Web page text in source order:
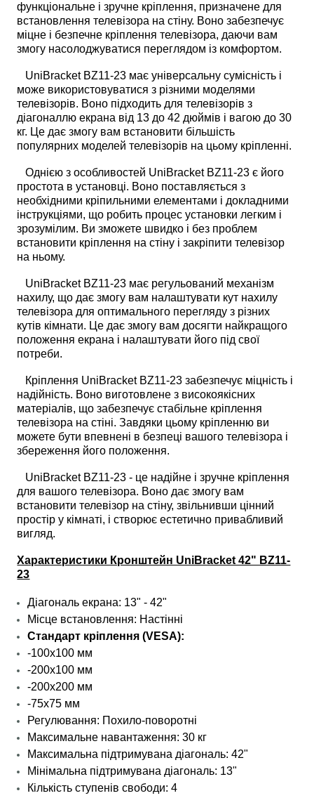
функціональне і зручне кріплення, призначене для
встановлення телевізора на стіну. Воно забезпечує
міцне і безпечне кріплення телевізора, даючи вам
змогу насолоджуватися переглядом із комфортом.
UniBracket BZ11-23 має універсальну сумісність і
може використовуватися з різними моделями
телевізорів. Воно підходить для телевізорів з
діагоналлю екрана від 13 до 42 дюймів і вагою до 30
кг. Це дає змогу вам встановити більшість
популярних моделей телевізорів на цьому кріпленні.
Однією з особливостей UniBracket BZ11-23 є його
простота в установці. Воно поставляється з
необхідними кріпильними елементами і докладними
інструкціями, що робить процес установки легким і
зрозумілим. Ви зможете швидко і без проблем
встановити кріплення на стіну і закріпити телевізор
на ньому.
UniBracket BZ11-23 має регульований механізм
нахилу, що дає змогу вам налаштувати кут нахилу
телевізора для оптимального перегляду з різних
кутів кімнати. Це дає змогу вам досягти найкращого
положення екрана і налаштувати його під свої
потреби.
Кріплення UniBracket BZ11-23 забезпечує міцність і
надійність. Воно виготовлене з високоякісних
матеріалів, що забезпечує стабільне кріплення
телевізора на стіні. Завдяки цьому кріпленню ви
можете бути впевнені в безпеці вашого телевізора і
збереження його положення.
UniBracket BZ11-23 - це надійне і зручне кріплення
для вашого телевізора. Воно дає змогу вам
встановити телевізор на стіну, звільнивши цінний
простір у кімнаті, і створює естетично привабливий
вигляд.
Характеристики Кронштейн UniBracket 42" BZ11-
23
Діагональ екрана: 13" - 42"
Місце встановлення: Настінні
Стандарт кріплення (VESA):
-100x100 мм
-200x100 мм
-200x200 мм
-75x75 мм
Регулювання: Похило-поворотні
Максимальне навантаження: 30 кг
Максимальна підтримувана діагональ: 42"
Мінімальна підтримувана діагональ: 13"
Кількість ступенів свободи: 4